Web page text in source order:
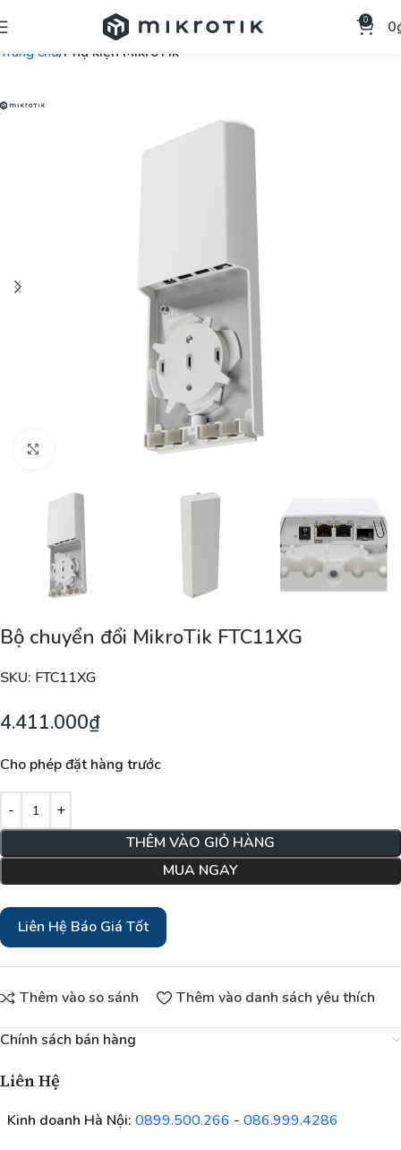
0 0
Trang chủ Phụ kiện MikroTik
Nhấp để phóng to
Bộ chuyển đổi MikroTik FTC11XG
SKU: FTC11XG
4.411.000₫
Cho phép đặt hàng trước
THÊM VÀO GIỎ HÀNG
MUA NGAY
Liên Hệ Báo Giá Tốt
Thêm vào so sánh Thêm vào danh sách yêu thích
Chính sách bán hàng
Liên Hệ
Kinh doanh Hà Nội: 0899.500.266 - 086.999.4286